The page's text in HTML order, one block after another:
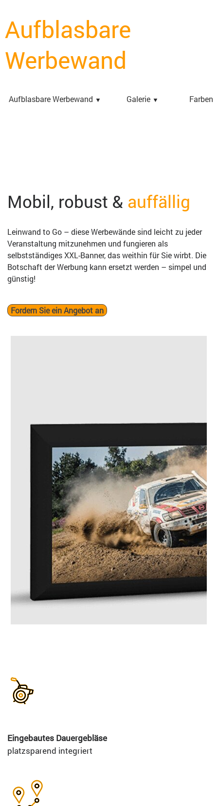
Aufblasbare
Werbewand
Aufblasbare Werbewand ▼ Galerie ▼ Farben
Mobil, robust & auffällig
Leinwand to Go – diese Werbewände sind leicht zu jeder
Veranstaltung mitzunehmen und fungieren als
selbstständiges XXL-Banner, das weithin für Sie wirbt. Die
Botschaft der Werbung kann ersetzt werden – simpel und
günstig!
Fordern Sie ein Angebot an
Eingebautes Dauergebläse
platzsparend integriert